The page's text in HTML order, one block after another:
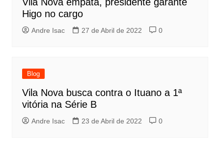
Higo no cargo
Andre Isac 27 de Abril de 2022 0
Blog
Vila Nova busca contra o Ituano a 1ª
vitória na Série B
Andre Isac 23 de Abril de 2022 0